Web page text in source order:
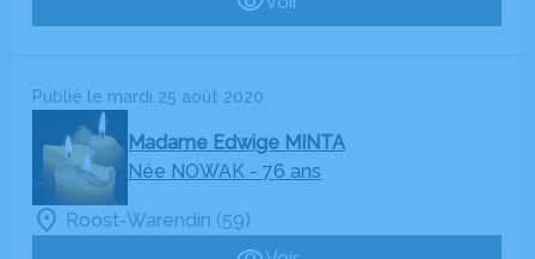
Publié le mardi 25 août 2020
Madame Edwige MINTA
Née NOWAK - 76 ans
Roost-Warendin (59)